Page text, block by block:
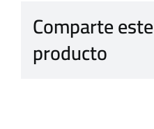
Comparte este
producto